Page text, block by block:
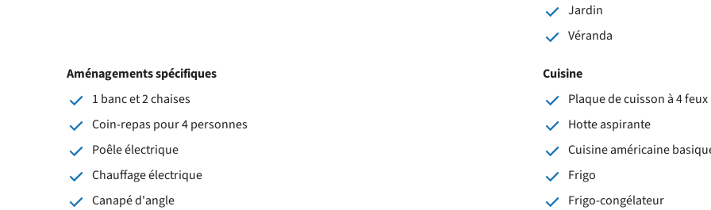
Jardin
Véranda
Aménagements spécifiques
1 banc et 2 chaises
Coin-repas pour 4 personnes
Poêle électrique
Chauffage électrique
Canapé d'angle
Cuisine
Plaque de cuisson à 4 feux
Hotte aspirante
Cuisine américaine
Frigo
Frigo-congélateur